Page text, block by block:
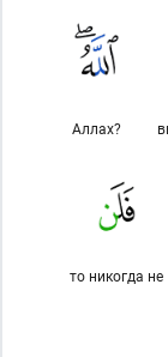
Аллах?
то никогда не